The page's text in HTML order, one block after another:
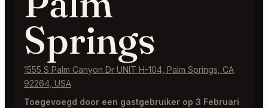
Springs
1555 S Palm Canyon Dr UNIT H-104, Palm Springs, CA
92264, USA
Toegevoegd door een gastgebruiker op 3 Februari